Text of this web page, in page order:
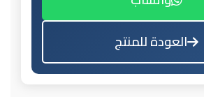
العودة للمنتج